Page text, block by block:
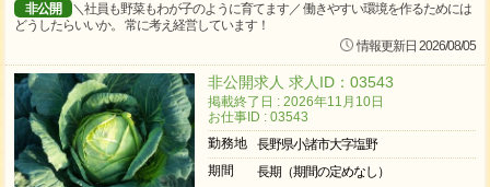
非公開
＼社員も野菜もわが子のように育てます／ 働きやすい環境を作るためには
どうしたらいいか。 常に考え経営しています！
情報更新日 2026/08/05
非公開求人 求人ID：03543
掲載終了日 : 2026年11月10日
お仕事ID : 03543
勤務地
長野県小諸市大字塩野
期間
長期（期間の定めなし）